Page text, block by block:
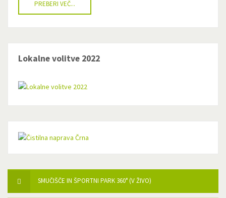
PREBERI VEČ...
Lokalne volitve 2022
SMUČIŠČE IN ŠPORTNI PARK 360° (V ŽIVO)